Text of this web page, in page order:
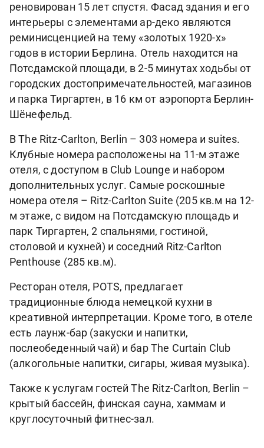
реновирован 15 лет спустя. Фасад здания и его
интерьеры с элементами ар-деко являются
реминисценцией на тему «золотых 1920-х»
годов в истории Берлина. Отель находится на
Потсдамской площади, в 2-5 минутах ходьбы от
городских достопримечательностей, магазинов
и парка Тиргартен, в 16 км от аэропорта Берлин-
Шёнефельд.
В The Ritz-Carlton, Berlin – 303 номера и suites.
Клубные номера расположены на 11-м этаже
отеля, с доступом в Club Lounge и набором
дополнительных услуг. Самые роскошные
номера отеля – Ritz-Carlton Suite (205 кв.м на 12-
м этаже, с видом на Потсдамскую площадь и
парк Тиргартен, 2 спальнями, гостиной,
столовой и кухней) и соседний Ritz-Carlton
Penthouse (285 кв.м).
Ресторан отеля, POTS, предлагает
традиционные блюда немецкой кухни в
креативной интерпретации. Кроме того, в отеле
есть лаунж-бар (закуски и напитки,
послеобеденный чай) и бар The Curtain Club
(алкогольные напитки, сигары, живая музыка).
Также к услугам гостей The Ritz-Carlton, Berlin –
крытый бассейн, финская сауна, хаммам и
круглосуточный фитнес-зал.